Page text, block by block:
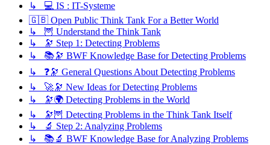
↳ 💻 IS : IT-Systeme
🇬🇧 Open Public Think Tank For a Better World
↳ 🦉 Understand the Think Tank
↳ 🔭 Step 1: Detecting Problems
↳ 📚🔭 BWF Knowledge Base for Detecting Problems
↳ ❓🔭 General Questions About Detecting Problems
↳ 🚀🔭 New Ideas for Detecting Problems
↳ 🔭🌍 Detecting Problems in the World
↳ 🔭🦉 Detecting Problems in the Think Tank Itself
↳ 🔬 Step 2: Analyzing Problems
↳ 📚🔬 BWF Knowledge Base for Analyzing Problems